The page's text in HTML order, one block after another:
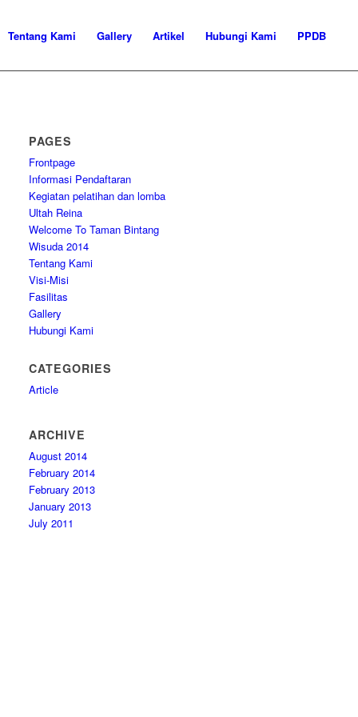
Tentang Kami Gallery Artikel Hubungi Kami PPDB
PAGES
Frontpage
Informasi Pendaftaran
Kegiatan pelatihan dan lomba
Ultah Reina
Welcome To Taman Bintang
Wisuda 2014
Tentang Kami
Visi-Misi
Fasilitas
Gallery
Hubungi Kami
CATEGORIES
Article
ARCHIVE
August 2014
February 2014
February 2013
January 2013
July 2011